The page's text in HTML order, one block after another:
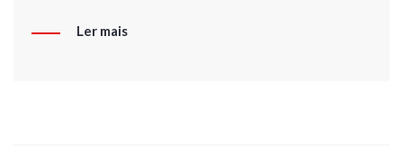
Ler mais